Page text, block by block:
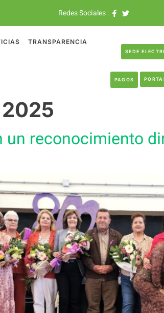
Redes Sociales :
TRANSPARENCIA
SEDE
PAGOS
reconocimiento